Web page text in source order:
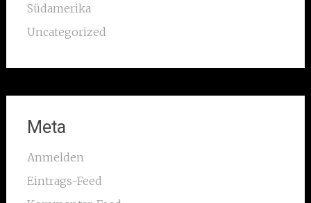
Südamerika
Uncategorized
Meta
Anmelden
Eintrags-Feed